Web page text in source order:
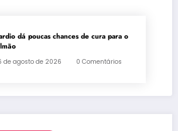
dá poucas chances de cura para o
agosto de 2026 0 Comentários